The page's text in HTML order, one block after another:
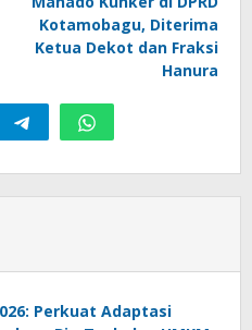
Kotamobagu, Diterima
Ketua Dekot dan Fraksi
Hanura
Perkuat Adaptasi